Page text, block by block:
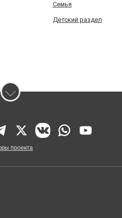
Семья
Детский раздел
проекта